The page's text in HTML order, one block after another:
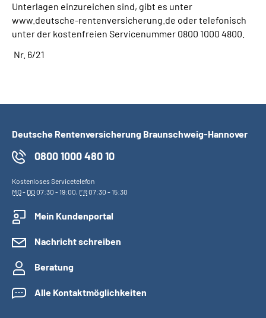
Unterlagen einzureichen sind, gibt es unter
www.deutsche-rentenversicherung.de oder telefonisch
unter der kostenfreien Servicenummer 0800 1000 4800.
Nr. 6/21
Deutsche Rentenversicherung Braunschweig-Hannover
0800 1000 480 10
Kostenloses Servicetelefon
MO- DO07:30 - 19:00, FR07:30 - 15:30
Mein Kundenportal
Nachricht schreiben
Beratung
Alle Kontaktmöglichkeiten